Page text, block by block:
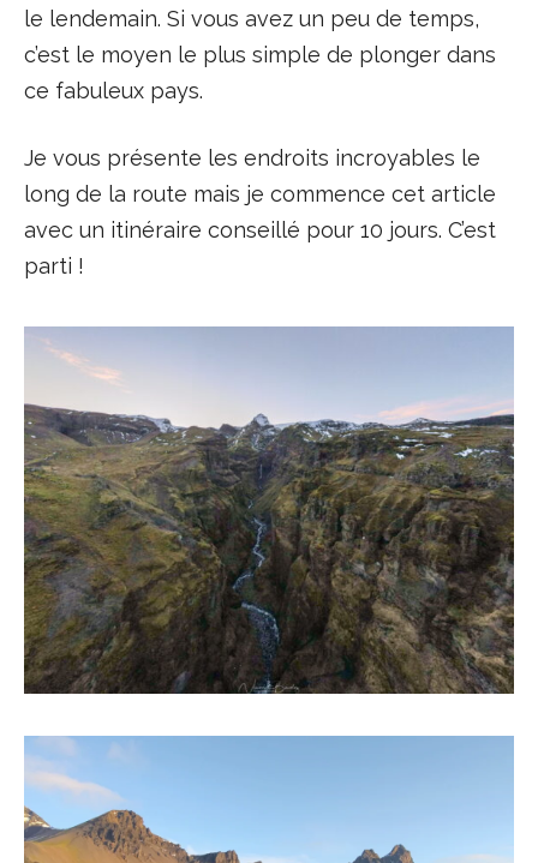
le lendemain. Si vous avez un peu de temps,
c’est le moyen le plus simple de plonger dans
ce fabuleux pays.
Je vous présente les endroits incroyables le
long de la route mais je commence cet article
avec un itinéraire conseillé pour 10 jours. C’est
parti !